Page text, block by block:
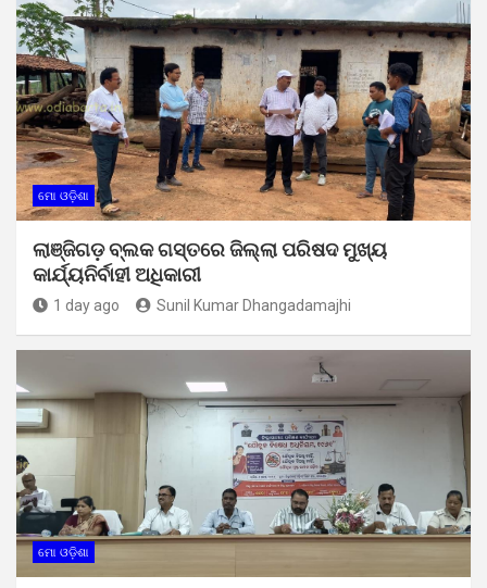
ମୋ ଓଡ଼ିଶା
ଲାଞ୍ଜିଗଡ଼ ବ୍ଲକ ଗସ୍ତରେ ଜିଲ୍ଲା ପରିଷଦ ମୁଖ୍ୟ
କାର୍ଯ୍ୟନିର୍ବାହୀ ଅଧିକାରୀ
1 day ago Sunil Kumar Dhangadamajhi
ମୋ ଓଡ଼ିଶା